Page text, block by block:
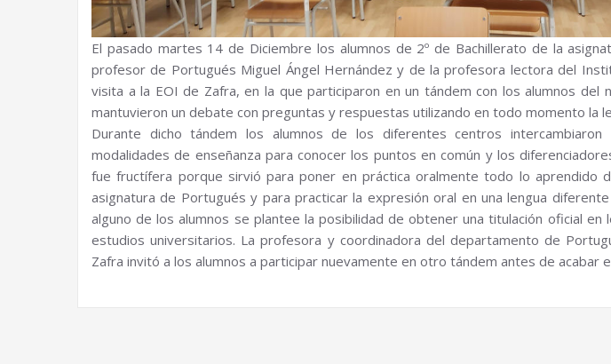
El pasado martes 14 de Diciembre los alumnos de 2º de Bachillerato de la
profesor de Portugués Miguel Ángel Hernández y de la profesora lectora del
visita a la EOI de Zafra, en la que participaron en un tándem con los alumnos del
mantuvieron un debate con preguntas y respuestas utilizando en todo momento la
Durante dicho tándem los alumnos de los diferentes centros
modalidades de enseñanza para conocer los puntos en común y los
fue fructífera porque sirvió para poner en práctica oralmente todo lo aprendido
asignatura de Portugués y para practicar la expresión oral en una lengua
alguno de los alumnos se plantee la posibilidad de obtener una titulación oficial
estudios universitarios. La profesora y coordinadora del departamento de
Zafra invitó a los alumnos a participar nuevamente en otro tándem antes de acabar